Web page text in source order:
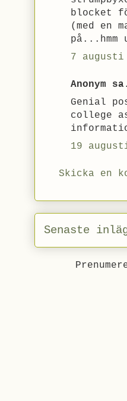
blocket
(med en
på...hmm
7
Anonym
Genial
college
19
Skicka en
Senaste